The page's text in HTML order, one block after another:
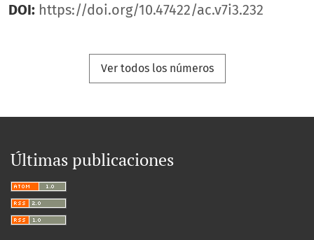
DOI: https://doi.org/10.47422/ac.v7i3.232
Ver todos los números
Últimas publicaciones